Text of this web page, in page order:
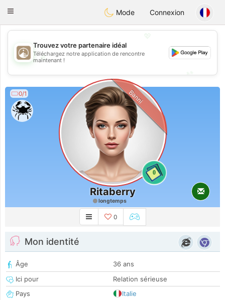
Bahebik
Toggle
Mode Connexion
💖
💕
Trouvez votre partenaire idéal
Téléchargez notre application de rencontre
maintenant !
0/1
0
Banni
Ritaberry
longtemps
0
Mon identité
Âge
36 ans
Ici pour
Relation sérieuse
Pays
Italie